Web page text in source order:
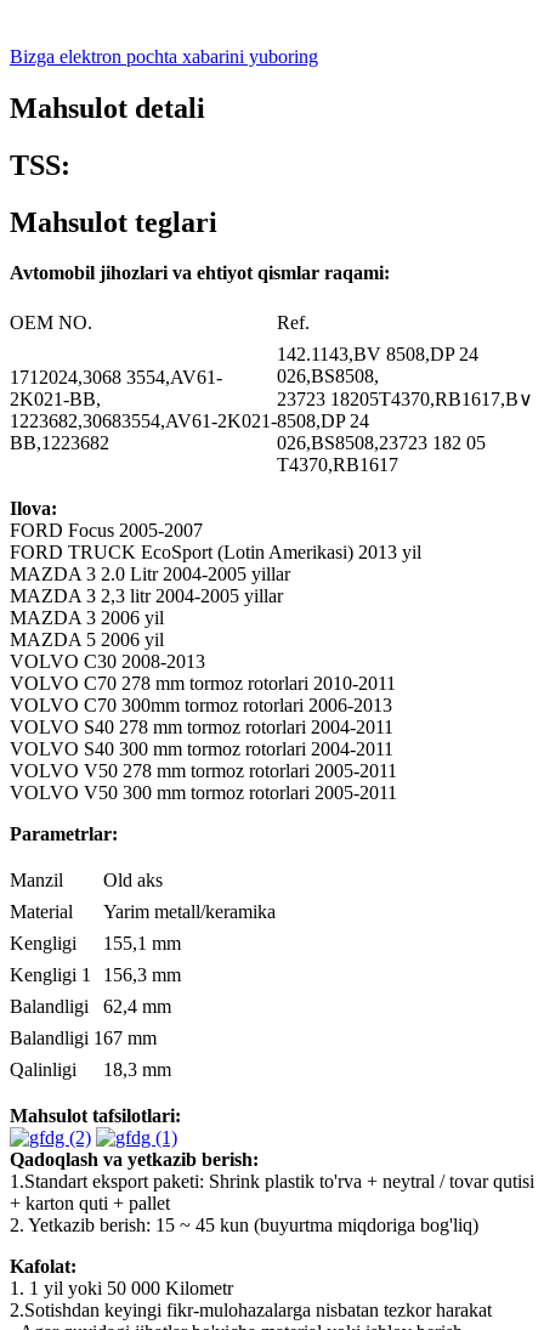
Bizga elektron pochta xabarini yuboring
Mahsulot detali
TSS:
Mahsulot teglari
Avtomobil jihozlari va ehtiyot qismlar raqami:
OEM NO. Ref.
1712024,3068 3554,AV61-
2K021-BB,
1223682,30683554,AV61-2K021-
BB,1223682
142.1143,BV 8508,DP 24
026,BS8508,
23723 18205T4370,RB1617,B∨
8508,DP 24
026,BS8508,23723 182 05
T4370,RB1617
Ilova:
FORD Focus 2005-2007
FORD TRUCK EcoSport (Lotin Amerikasi) 2013 yil
MAZDA 3 2.0 Litr 2004-2005 yillar
MAZDA 3 2,3 litr 2004-2005 yillar
MAZDA 3 2006 yil
MAZDA 5 2006 yil
VOLVO C30 2008-2013
VOLVO C70 278 mm tormoz rotorlari 2010-2011
VOLVO C70 300mm tormoz rotorlari 2006-2013
VOLVO S40 278 mm tormoz rotorlari 2004-2011
VOLVO S40 300 mm tormoz rotorlari 2004-2011
VOLVO V50 278 mm tormoz rotorlari 2005-2011
VOLVO V50 300 mm tormoz rotorlari 2005-2011
Parametrlar:
Manzil
Old aks
Material
Yarim metall/keramika
Kengligi
155,1 mm
Kengligi 1
156,3 mm
Balandligi
62,4 mm
Balandligi 167 mm
Qalinligi
18,3 mm
Mahsulot tafsilotlari:
Qadoqlash va yetkazib berish:
1.Standart eksport paketi: Shrink plastik to'rva + neytral / tovar qutisi
+ karton quti + pallet
2. Yetkazib berish: 15 ~ 45 kun (buyurtma miqdoriga bog'liq)
Kafolat:
1. 1 yil yoki 50 000 Kilometr
2.Sotishdan keyingi fikr-mulohazalarga nisbatan tezkor harakat